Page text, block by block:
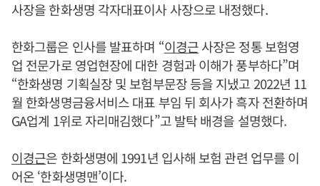
사장을 한화생명 각자대표이사 사장으로 내정했다.
한화그룹은 인사를 발표하며 “이경근사장은 정통 보험영
업 전문가로 영업현장에 대한 경험과 이해가 풍부하다”며
“한화생명 기획실장 및 보험부문장 등을 지냈고 2022년 11
월 한화생명금융서비스 대표 부임 뒤 회사가 흑자 전환하며
GA업계 1위로 자리매김했다”고 발탁 배경을 설명했다.
이경근은 한화생명에 1991년 입사해 보험 관련 업무를 이
어온 ‘한화생명맨’이다.